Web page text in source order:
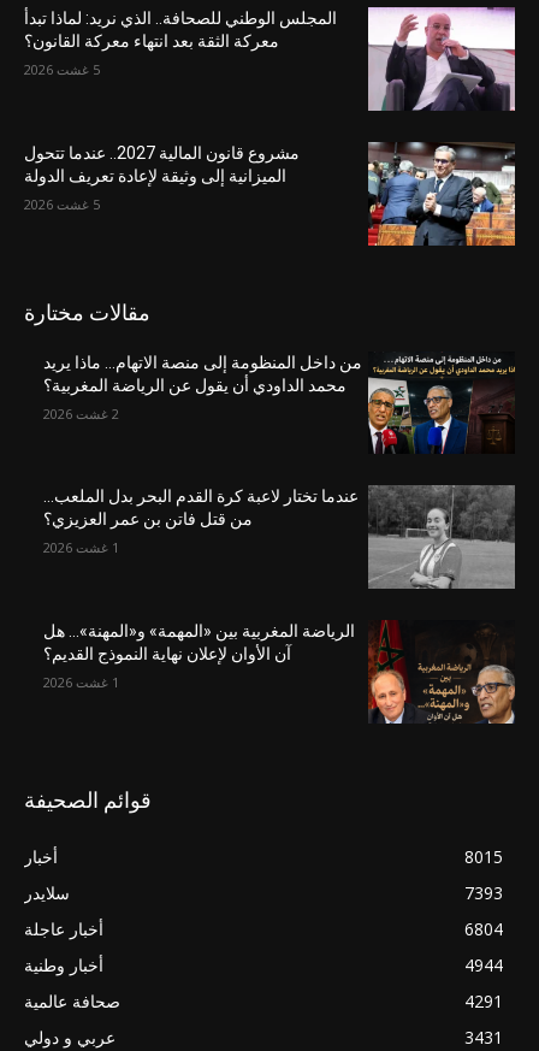
المجلس الوطني للصحافة.. الذي نريد: لماذا تبدأ
معركة الثقة بعد انتهاء معركة القانون؟
5 غشت 2026
مشروع قانون المالية 2027.. عندما تتحول
الميزانية إلى وثيقة لإعادة تعريف الدولة
5 غشت 2026
مقالات مختارة
من داخل المنظومة إلى منصة الاتهام… ماذا يريد
محمد الداودي أن يقول عن الرياضة المغربية؟
2 غشت 2026
عندما تختار لاعبة كرة القدم البحر بدل الملعب…
من قتل فاتن بن عمر العزيزي؟
1 غشت 2026
الرياضة المغربية بين «المهمة» و«المهنة»… هل
آن الأوان لإعلان نهاية النموذج القديم؟
1 غشت 2026
قوائم الصحيفة
أخبار
8015
سلايدر
7393
أخبار عاجلة
6804
أخبار وطنية
4944
صحافة عالمية
4291
عربي و دولي
3431